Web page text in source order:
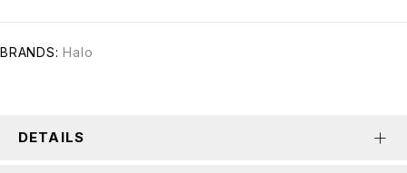
BRANDS: Halo
DETAILS